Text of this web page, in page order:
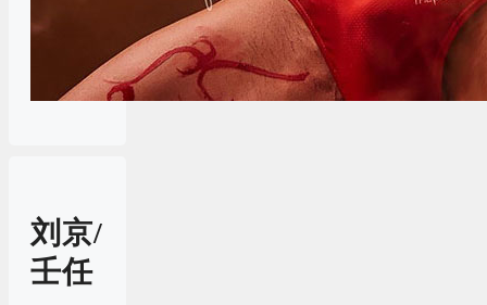
刘京/
壬任